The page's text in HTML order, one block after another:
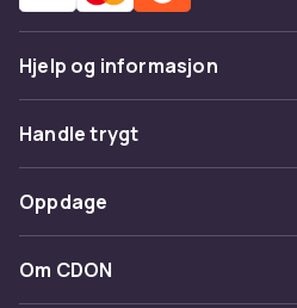
nettverkstilkobling til alle
kabelrot og forenkler
Fordeler med
arkitektur
Bladserver-systemer
per rack-enhet (U). Der
tar 1U eller mer, kan et
Hjelp og informasjon
Vanlige spørsmål
Spor pakke
Angre & returner her
Kontakt oss
Handle trygt
Betaling
Levering
Oppdage
Kategorier
Om CDON